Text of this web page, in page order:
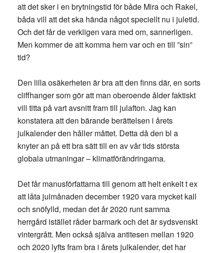
att det sker i en brytningstid för både Mira och Rakel,
båda vill att det ska hända något speciellt nu i juletid.
Och det får de verkligen vara med om, sannerligen.
Men kommer de att komma hem var och en till ”sin”
tid?
Den lilla osäkerheten är bra att den finns där, en sorts
cliffhanger som gör att man oberoende ålder faktiskt
vill titta på vart avsnitt fram till julafton. Jag kan
konstatera att den bärande berättelsen i årets
julkalender den håller måttet. Detta då den bl a
knyter an på ett bra sätt till en av vår tids största
globala utmaningar – klimatförändringarna.
Det får manusförfattarna till genom att helt enkelt t ex
att låta julmånaden december 1920 vara mycket kall
och snöfylld, medan det år 2020 runt samma
herrgård istället råder barmark och det är sydsvenskt
vintergrått. Men också själva antitesen mellan 1920
och 2020 lyfts fram bra i årets julkalender, det har